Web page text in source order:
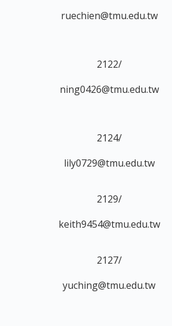
ruechien@tmu.edu.tw
2122/
ning0426@tmu.edu.tw
2124/
lily0729@tmu.edu.tw
2129/
keith9454@tmu.edu.tw
2127/
yuching@tmu.edu.tw